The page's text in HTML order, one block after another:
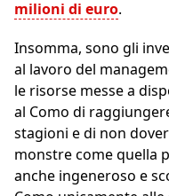
milioni di euro.
Insomma, sono gli
al lavoro del
le risorse messe a
al Como di
stagioni e di non
monstre come quella
anche ingeneroso e